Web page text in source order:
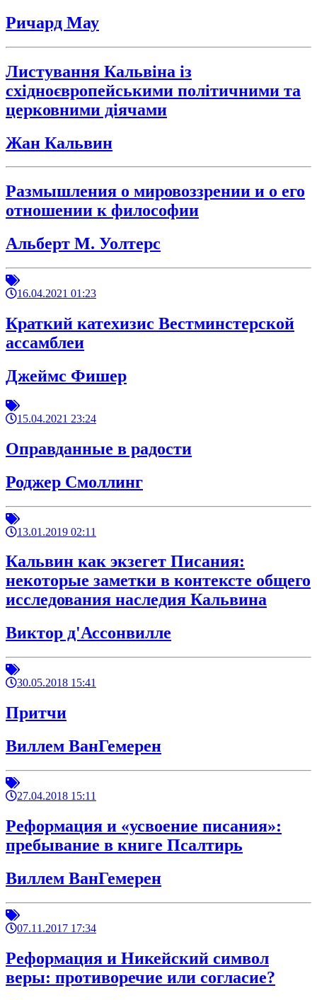
Ричард Мау
Листування Кальвіна із
східноєвропейськими політичними та
церковними діячами
Жан Кальвин
Размышления о мировоззрении и о его
отношении к философии
Альберт М. Уолтерс
16.04.2021 01:23
Краткий катехизис Вестминстерской
ассамблеи
Джеймс Фишер
15.04.2021 23:24
Оправданные в радости
Роджер Смоллинг
13.01.2019 02:11
Кальвин как экзегет Писания:
некоторые заметки в контексте общего
исследования наследия Кальвина
Виктор д'Ассонвилле
30.05.2018 15:41
Притчи
Виллем ВанГемерен
27.04.2018 15:11
Реформация и «усвоение писания»:
пребывание в книге Псалтирь
Виллем ВанГемерен
07.11.2017 17:34
Реформация и Никейский символ
веры: противоречие или согласие?